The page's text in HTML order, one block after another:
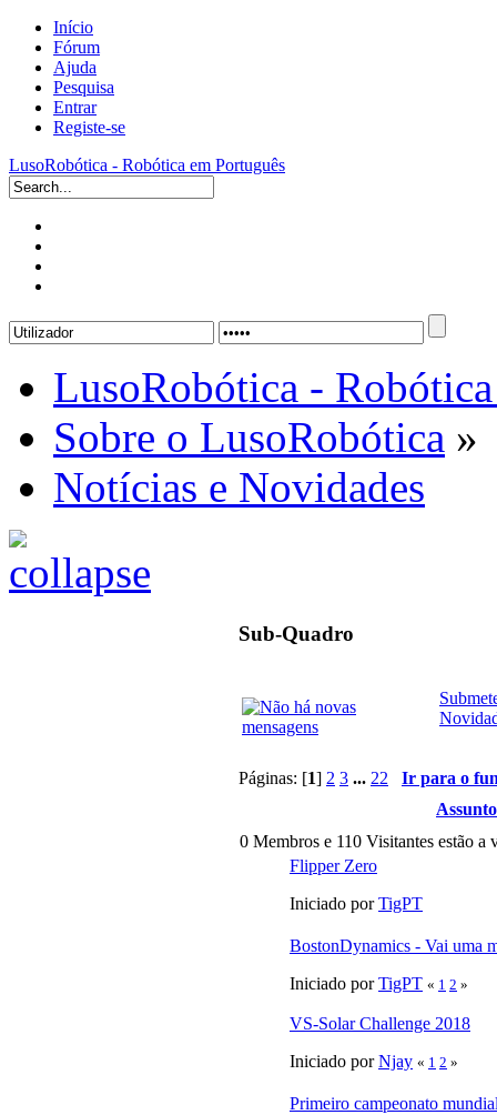
Início
Fórum
Ajuda
Pesquisa
Entrar
Registe-se
LusoRobótica - Robótica em Português
LusoRobótica -
Sobre o LusoRobótica »
Notícias e Novidades
Sub-Quadro
Páginas: [1] 2 3 ... 22
Ir para o
Assunto
0 Membros e 110 Visitantes estão a
Flipper Zero
Iniciado porTigPT
BostonDynamics - Vai uma
Iniciado porTigPT « 1 2 »
VS-Solar Challenge 2018
Iniciado porNjay « 1 2 »
Primeiro campeonato